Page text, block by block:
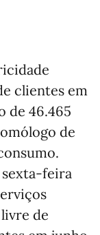
clientes em
de 46.465
de
sexta-feira
de